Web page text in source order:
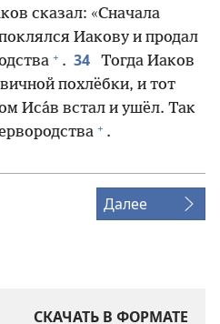
сказал: «Сначала
Иакову и продал
+ . 34
Тогда Иаков
похлёбки, и тот
Иса́в встал и ушёл. Так
+ .
Далее
СКАЧАТЬ В ФОРМАТЕ